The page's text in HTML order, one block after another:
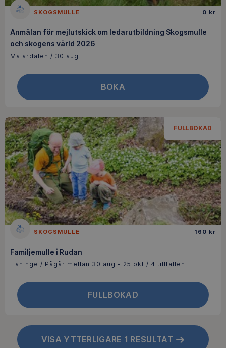
SKOGSMULLE 0 kr
Anmälan för mejlutskick om ledarutbildning Skogsmulle
och skogens värld 2026
Mälardalen / 30 aug
BOKA
FULLBOKAD
SKOGSMULLE 160 kr
Familjemulle i Rudan
Haninge / Pågår mellan 30 aug - 25 okt / 4 tillfällen
FULLBOKAD
VISA YTTERLIGARE 1 RESULTAT